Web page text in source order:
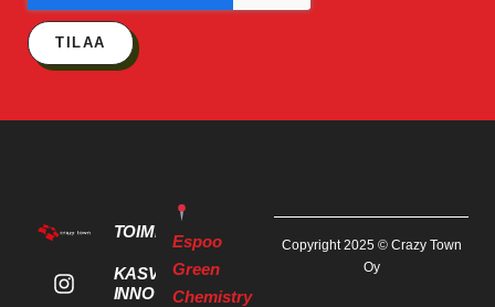
TILAA
TOIMITILAT
KASVU- JA
INNOVAATIOPALVELUT
Espoo
Green
Chemistry
Copyright 2025 © Crazy Town
Oy